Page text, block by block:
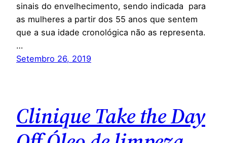
sinais do envelhecimento, sendo indicada para
as mulheres a partir dos 55 anos que sentem
que a sua idade cronológica não as representa.
…
Setembro 26, 2019
Clinique Take the Day